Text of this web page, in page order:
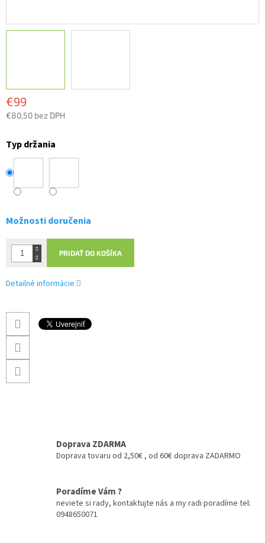
€99
€80,50 bez DPH
cena:
Typ držania
Možnosti doručenia
PRIDAŤ DO KOŠÍKA
Detailné informácie
Doprava ZDARMA
Doprava tovaru od 2,50€ , od 60€ doprava ZADARMO
Poradíme Vám ?
neviete si rady, kontaktujte nás a my radi poradíme tel:
0948650071